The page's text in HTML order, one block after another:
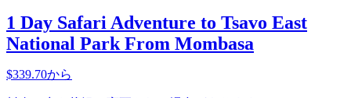
1 Day Safari Adventure to Tsavo East
National Park From Mombasa
$339.70から